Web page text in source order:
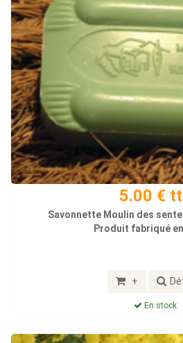
5.00 €
Savonnette Moulin des
Produit fabriqué
+
En stock